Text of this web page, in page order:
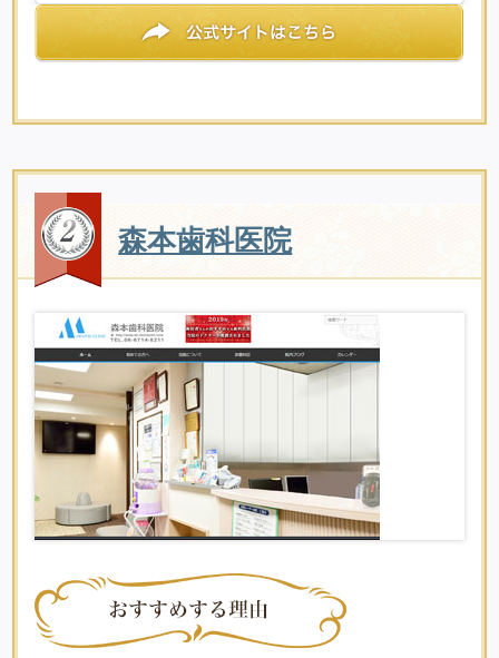
森本歯科医院